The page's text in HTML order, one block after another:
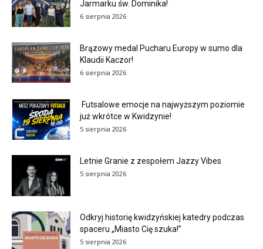
Jarmarku św. Dominika!
6 sierpnia 2026
Brązowy medal Pucharu Europy w sumo dla
Klaudii Kaczor!
6 sierpnia 2026
Futsalowe emocje na najwyższym poziomie
już wkrótce w Kwidzynie!
5 sierpnia 2026
Letnie Granie z zespołem Jazzy Vibes
5 sierpnia 2026
Odkryj historię kwidzyńskiej katedry podczas
spaceru „Miasto Cię szuka!”
5 sierpnia 2026